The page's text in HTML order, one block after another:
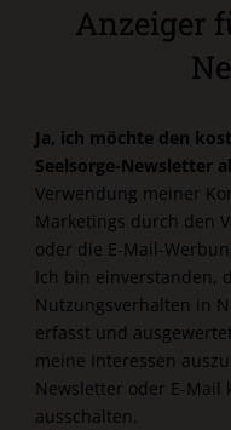
Anzeiger
Ja, ich möchte den
Seelsorge-Newsletter
Verwendung meiner
Marketings durch den
oder die E-Mail-
Ich bin einverstanden,
Nutzungsverhalten in
erfasst und
meine Interessen
Newsletter oder E-Mail
ausschalten.